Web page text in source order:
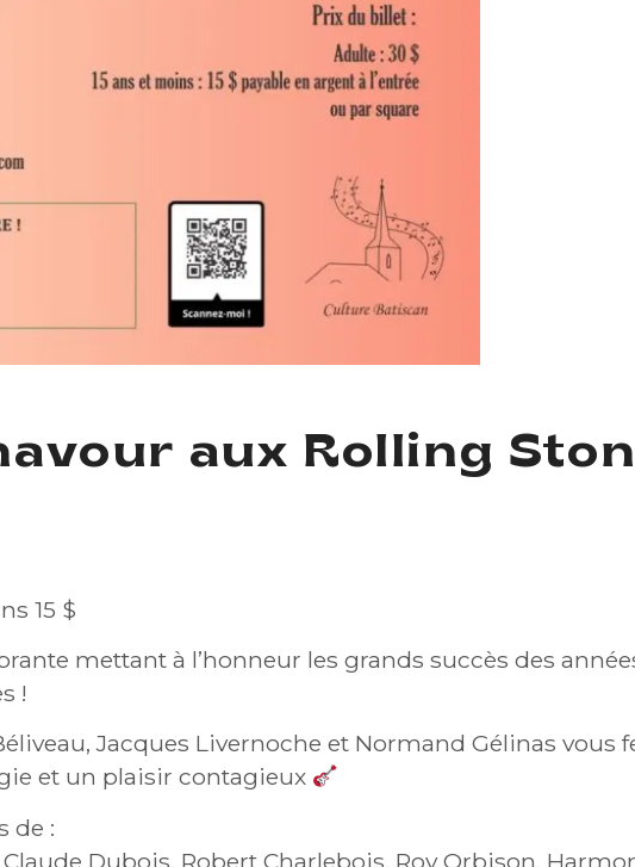
aux Rolling
15 $
mettant à l’honneur les grands succès des
!
Jacques Livernoche et Normand Gélinas vous
et un plaisir contagieux
de :
Claude Dubois, Robert Charlebois, Roy Orbison,